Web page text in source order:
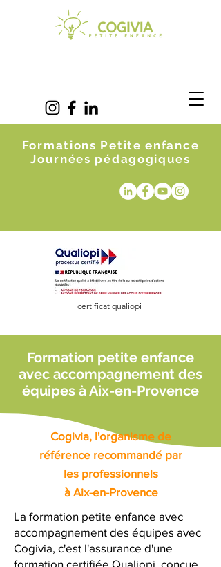
Formations Petite enfance
Journées pédagogiques
certificat qualiopi
Formation petite enfance
avec accompagnement des
équipes à Aix-en-Provence
Cogivia, l'organisme de
référence recommandé par
les professionnels
à Aix-en-Provence
La formation petite enfance avec
accompagnement des équipes avec
Cogivia, c'est l'assurance d'une
formation certifiée Qualiopi, conçue